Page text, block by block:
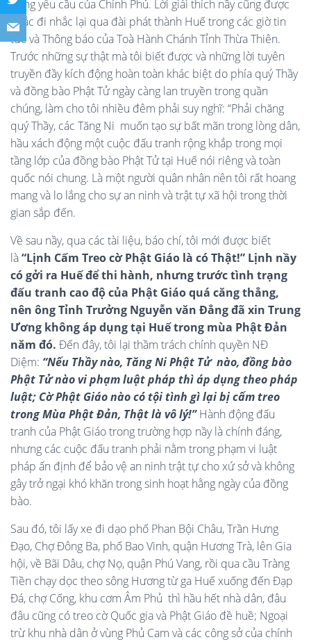
đúng yêu cầu của Chính Phủ. Lời giải thích nầy cũng được
nhắc đi nhắc lại qua đài phát thành Huế trong các giờ tin
tức và Thông báo của Toà Hành Chánh Tỉnh Thừa Thiên.
Trước những sự thật mà tôi biết được và những lời tuyên
truyền đầy kích động hoàn toàn khác biệt do phía quý Thầy
và đồng bào Phật Tử ngày càng lan truyền trong quần
chúng, làm cho tôi nhiều đêm phải suy nghĩ: “Phải chăng
quý Thầy, các Tăng Ni muốn tạo sự bất mãn trong lòng dân,
hầu xách động một cuộc đấu tranh rộng khắp trong mọi
tầng lớp của đồng bào Phật Tử tại Huế nói riêng và toàn
quốc nói chung. Là một người quân nhân nên tôi rất hoang
mang và lo lắng cho sự an ninh và trật tự xã hội trong thời
gian sắp đến.
Về sau nầy, qua các tài liệu, báo chí, tôi mới được biết
là“Lịnh Cấm Treo cờ Phật Giáo là có Thật!” Lịnh nầy
có gởi ra Huế để thi hành, nhưng trước tình trạng
đấu tranh cao độ của Phật Giáo quá căng thẳng,
nên ông Tỉnh Trưởng Nguyễn văn Đẳng đã xin Trung
Ương không áp dụng tại Huế trong mùa Phật Đản
năm đó. Đến đây, tôi lại thầm trách chính quyền NĐ
Diệm: “Nếu Thầy nào, Tăng Ni Phật Tử nào, đồng bào
Phật Tử nào vi phạm luật pháp thì áp dụng theo pháp
luật; Cờ Phật Giáo nào có tội tình gì lại bị cấm treo
trong Mùa Phật Đản, Thật là vô lý!”Hành động đấu
tranh của Phật Giáo trong trường hợp nầy là chính đáng,
nhưng các cuộc đấu tranh phải nằm trong phạm vi luật
pháp ấn định để bảo vệ an ninh trật tự cho xứ sở và không
gây trở ngại khó khăn trong sinh hoạt hằng ngày của đồng
bào.
Sau đó, tôi lấy xe đi dạo phố Phan Bội Châu, Trần Hưng
Đạo, Chợ Đông Ba, phố Bao Vinh, quận Hương Trà, lên Gia
hội, về Bãi Dâu, chợ Nọ, quận Phú Vang, rồi qua cầu Tràng
Tiền chạy dọc theo sông Hương từ ga Huế xuống đến Đạp
Đá, chợ Cống, khu cơm Âm Phủ thì hầu hết nhà dân, đâu
đâu cũng có treo cờ Quốc gia và Phật Giáo đề huề; Ngoại
trừ khu nhà dân ở vùng Phủ Cam và các công sở của chính